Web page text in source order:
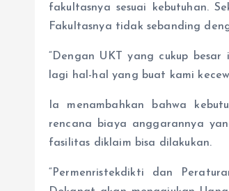
fakultasnya sesuai kebutuhan.
Fakultasnya tidak sebanding
“Dengan UKT yang cukup
lagi hal-hal yang buat kami
Ia menambahkan bahwa
rencana biaya anggarannya
fasilitas diklaim bisa dilakukan.
“Permenristekdikti dan